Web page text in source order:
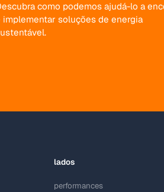
como podemos ajudá-lo a
implementar soluções de energia
lados
performances